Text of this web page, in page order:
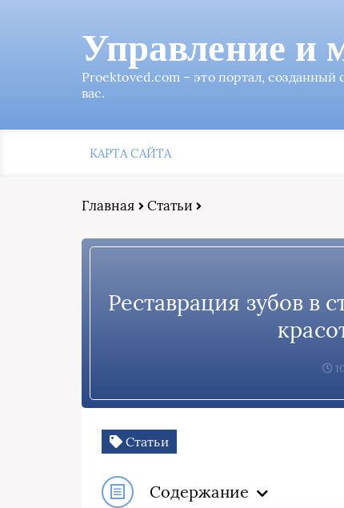
Управление и
Proektoved.com – это портал,
вас.
КАРТА САЙТА
Главная Статьи
Реставрация зубов в
Статьи
Содержание